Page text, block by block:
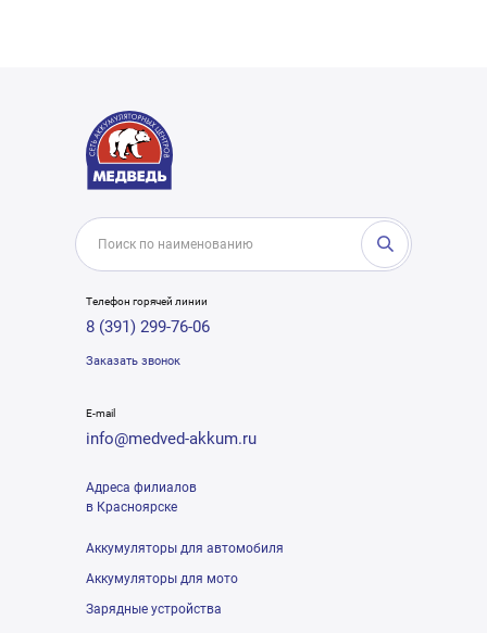
Телефон горячей линии
8 (391) 299-76-06
Заказать звонок
E-mail
info@medved-akkum.ru
Адреса филиалов
в Красноярске
Аккумуляторы для автомобиля
Аккумуляторы для мото
Зарядные устройства